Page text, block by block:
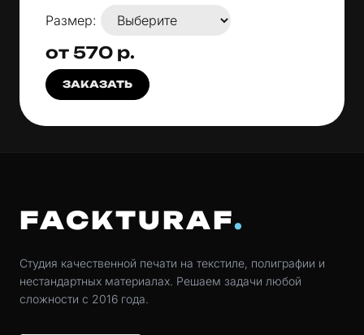
Размер:
от 570 р.
ЗАКАЗАТЬ
FACKTURAF
Студия качественной печати на текстиле, полиграфии и
нестандартных материалах. Решаем задачи любой
сложности с 2016 года.